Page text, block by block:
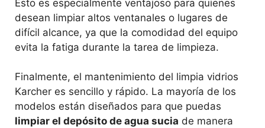
Esto es especialmente ventajoso para quienes
desean limpiar altos ventanales o lugares de
difícil alcance, ya que la comodidad del equipo
evita la fatiga durante la tarea de limpieza.
Finalmente, el mantenimiento del limpia vidrios
Karcher es sencillo y rápido. La mayoría de los
modelos están diseñados para que puedas
limpiar el depósito de agua sucia de manera